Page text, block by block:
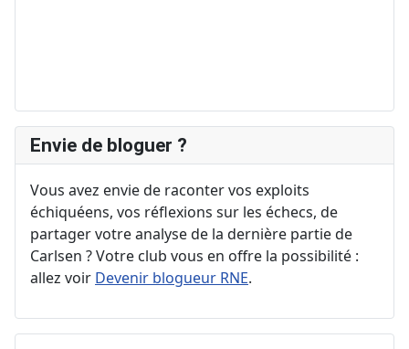
Envie de bloguer ?
Vous avez envie de raconter vos exploits
échiquéens, vos réflexions sur les échecs, de
partager votre analyse de la dernière partie de
Carlsen ? Votre club vous en offre la possibilité :
allez voir Devenir blogueur RNE.